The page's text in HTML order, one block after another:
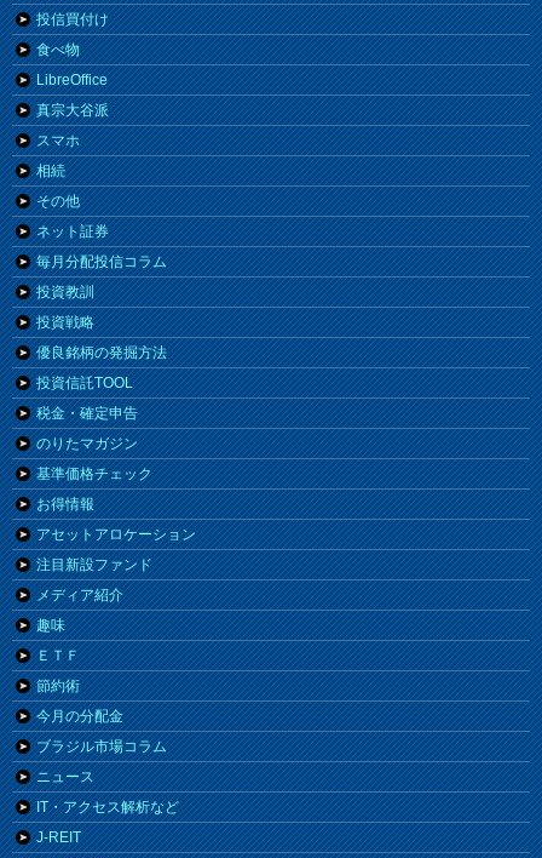
投信買付け
食べ物
LibreOffice
真宗大谷派
スマホ
相続
その他
ネット証券
毎月分配投信コラム
投資教訓
投資戦略
優良銘柄の発掘方法
投資信託TOOL
税金・確定申告
のりたマガジン
基準価格チェック
お得情報
アセットアロケーション
注目新設ファンド
メディア紹介
趣味
ＥＴＦ
節約術
今月の分配金
ブラジル市場コラム
ニュース
IT・アクセス解析など
J-REIT